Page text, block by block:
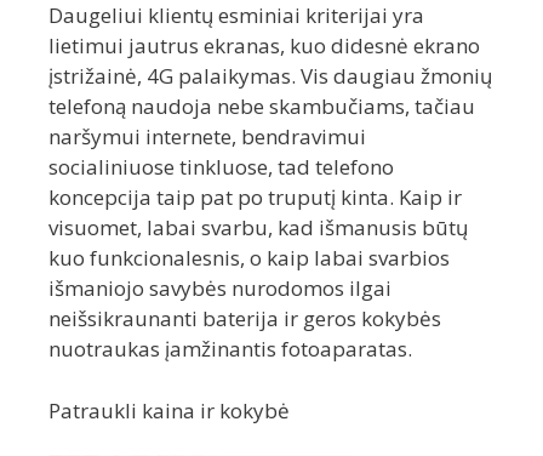
Daugeliui klientų esminiai kriterijai yra
lietimui jautrus ekranas, kuo didesnė ekrano
įstrižainė, 4G palaikymas. Vis daugiau žmonių
telefoną naudoja nebe skambučiams, tačiau
naršymui internete, bendravimui
socialiniuose tinkluose, tad telefono
koncepcija taip pat po truputį kinta. Kaip ir
visuomet, labai svarbu, kad išmanusis būtų
kuo funkcionalesnis, o kaip labai svarbios
išmaniojo savybės nurodomos ilgai
neišsikraunanti baterija ir geros kokybės
nuotraukas įamžinantis fotoaparatas.
Patraukli kaina ir kokybė